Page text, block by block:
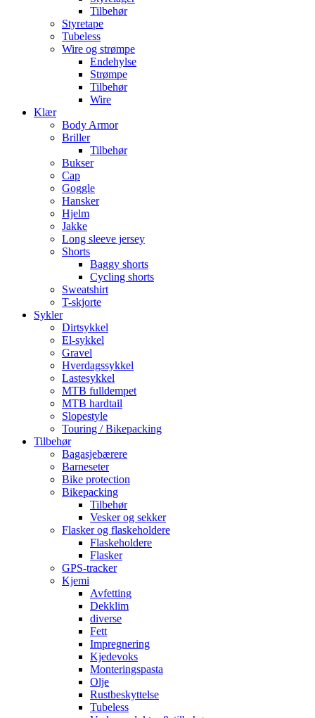
Tilbehør
Styretape
Tubeless
Wire og strømpe
Endehylse
Strømpe
Tilbehør
Wire
Klær
Body Armor
Briller
Tilbehør
Bukser
Cap
Goggle
Hansker
Hjelm
Jakke
Long sleeve jersey
Shorts
Baggy shorts
Cycling shorts
Sweatshirt
T-skjorte
Sykler
Dirtsykkel
El-sykkel
Gravel
Hverdagssykkel
Lastesykkel
MTB fulldempet
MTB hardtail
Slopestyle
Touring / Bikepacking
Tilbehør
Bagasjebærere
Barneseter
Bike protection
Bikepacking
Tilbehør
Vesker og sekker
Flasker og flaskeholdere
Flaskeholdere
Flasker
GPS-tracker
Kjemi
Avfetting
Dekklim
diverse
Fett
Impregnering
Kjedevoks
Monteringspasta
Olje
Rustbeskyttelse
Tubeless